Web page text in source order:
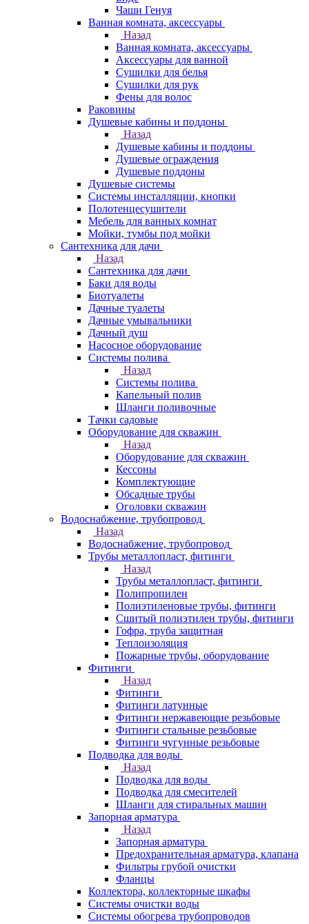
Чаши Генуя
Ванная комната, аксессуары
Назад
Ванная комната, аксессуары
Аксессуары для ванной
Сушилки для белья
Сушилки для рук
Фены для волос
Раковины
Душевые кабины и поддоны
Назад
Душевые кабины и поддоны
Душевые ограждения
Душевые поддоны
Душевые системы
Системы инсталляции, кнопки
Полотенцесушители
Мебель для ванных комнат
Мойки, тумбы под мойки
Сантехника для дачи
Назад
Сантехника для дачи
Баки для воды
Биотуалеты
Дачные туалеты
Дачные умывальники
Дачный душ
Насосное оборудование
Системы полива
Назад
Системы полива
Капельный полив
Шланги поливочные
Тачки садовые
Оборудование для скважин
Назад
Оборудование для скважин
Кессоны
Комплектующие
Обсадные трубы
Оголовки скважин
Водоснабжение, трубопровод
Назад
Водоснабжение, трубопровод
Трубы металлопласт, фитинги
Назад
Трубы металлопласт, фитинги
Полипропилен
Полиэтиленовые трубы, фитинги
Сшитый полиэтилен трубы, фитинги
Гофра, труба защитная
Теплоизоляция
Пожарные трубы, оборудование
Фитинги
Назад
Фитинги
Фитинги латунные
Фитинги нержавеющие резьбовые
Фитинги стальные резьбовые
Фитинги чугунные резьбовые
Подводка для воды
Назад
Подводка для воды
Подводка для смесителей
Шланги для стиральных машин
Запорная арматура
Назад
Запорная арматура
Предохранительная арматура, клапана
Фильтры грубой очистки
Фланцы
Коллектора, коллекторные шкафы
Системы очистки воды
Системы обогрева трубопроводов